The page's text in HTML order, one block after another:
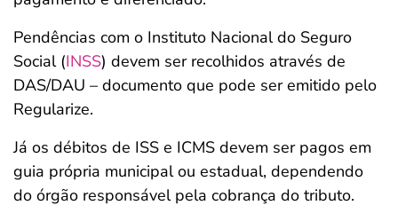
Pendências com o Instituto Nacional do Seguro
Social (INSS) devem ser recolhidos através de
DAS/DAU – documento que pode ser emitido pelo
Regularize.
Já os débitos de ISS e ICMS devem ser pagos em
guia própria municipal ou estadual, dependendo
do órgão responsável pela cobrança do tributo.